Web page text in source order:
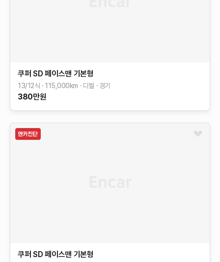
쿠퍼 SD 페이스맨 기본형
13/12식 115,000km 디젤 경기
380만원
쿠퍼 SD 페이스맨 기본형